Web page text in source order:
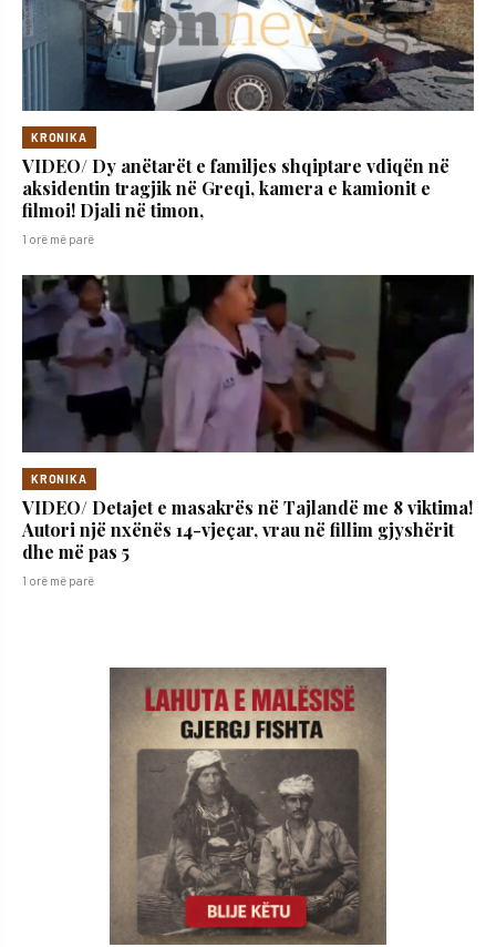
KRONIKA
VIDEO/ Dy anëtarët e familjes shqiptare vdiqën në
aksidentin tragjik në Greqi, kamera e kamionit e
filmoi! Djali në timon,
1 orë më parë
KRONIKA
VIDEO/ Detajet e masakrës në Tajlandë me 8 viktima!
Autori një nxënës 14-vjeçar, vrau në fillim gjyshërit
dhe më pas 5
1 orë më parë